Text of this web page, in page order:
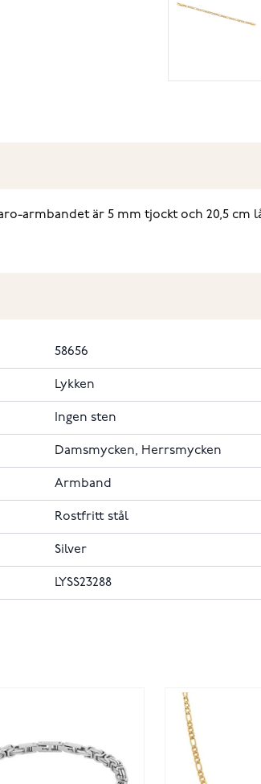
armbandet är 5 mm tjockt och 20,5
58656
Lykken
Ingen sten
Damsmycken, Herrsmycken
Armband
Rostfritt stål
Silver
LYSS23288